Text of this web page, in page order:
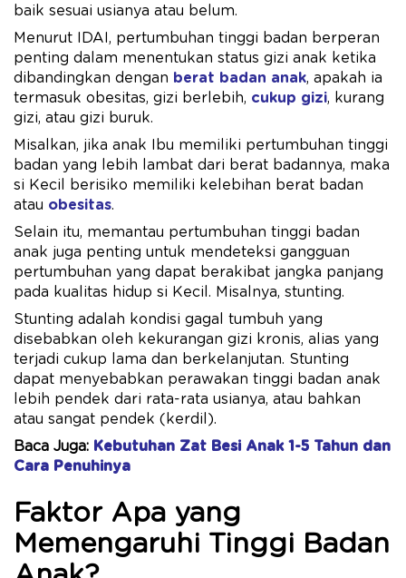
baik sesuai usianya atau belum.
Menurut IDAI, pertumbuhan tinggi badan berperan
penting dalam menentukan status gizi anak ketika
dibandingkan dengan berat badan anak, apakah ia
termasuk obesitas, gizi berlebih, cukup gizi, kurang
gizi, atau gizi buruk.
Misalkan, jika anak Ibu memiliki pertumbuhan tinggi
badan yang lebih lambat dari berat badannya, maka
si Kecil berisiko memiliki kelebihan berat badan
atau obesitas.
Selain itu, memantau pertumbuhan tinggi badan
anak juga penting untuk mendeteksi gangguan
pertumbuhan yang dapat berakibat jangka panjang
pada kualitas hidup si Kecil. Misalnya, stunting.
Stunting adalah kondisi gagal tumbuh yang
disebabkan oleh kekurangan gizi kronis, alias yang
terjadi cukup lama dan berkelanjutan. Stunting
dapat menyebabkan perawakan tinggi badan anak
lebih pendek dari rata-rata usianya, atau bahkan
atau sangat pendek (kerdil).
Baca Juga: Kebutuhan Zat Besi Anak 1-5 Tahun dan
Cara Penuhinya
Faktor Apa yang
Memengaruhi Tinggi Badan